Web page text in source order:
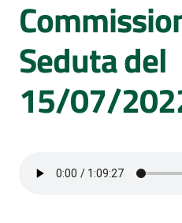
Attività
Argomenti
Seduta del
15/07/